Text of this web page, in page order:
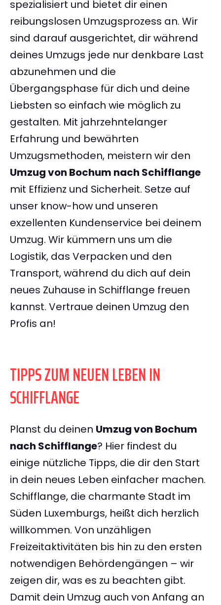
spezialisiert und bietet dir einen
reibungslosen Umzugsprozess an. Wir
sind darauf ausgerichtet, dir während
deines Umzugs jede nur denkbare Last
abzunehmen und die
Übergangsphase für dich und deine
Liebsten so einfach wie möglich zu
gestalten. Mit jahrzehntelanger
Erfahrung und bewährten
Umzugsmethoden, meistern wir den
Umzug von Bochum nach Schifflange
mit Effizienz und Sicherheit. Setze auf
unser know-how und unseren
exzellenten Kundenservice bei deinem
Umzug. Wir kümmern uns um die
Logistik, das Verpacken und den
Transport, während du dich auf dein
neues Zuhause in Schifflange freuen
kannst. Vertraue deinen Umzug den
Profis an!
TIPPS ZUM NEUEN LEBEN IN
SCHIFFLANGE
Planst du deinen Umzug von Bochum
nach Schifflange? Hier findest du
einige nützliche Tipps, die dir den Start
in dein neues Leben einfacher machen.
Schifflange, die charmante Stadt im
Süden Luxemburgs, heißt dich herzlich
willkommen. Von unzähligen
Freizeitaktivitäten bis hin zu den ersten
notwendigen Behördengängen – wir
zeigen dir, was es zu beachten gibt.
Damit dein Umzug auch von Anfang an